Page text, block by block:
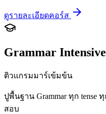
ดูรายละเอียดคอร์ส
Grammar Intensive
ติวแกรมมาร์เข้มข้น
ปูพื้นฐาน Grammar ทุก tense
สอบ